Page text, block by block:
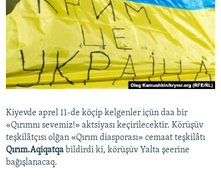
SÜRET
BLOGLAR
FİKİR
Русский
Українською
QOŞULIÑIZ!
RFE/RS bütün saytları
Kiyevde aprel 11-de köçip kelgenler içün daa bir
«Qırımnı sevemiz!» aktsiyası keçirilecektir. Körüşüv
teşkilâtçısı olğan «Qırım diasporası» cemaat teşkilâtı
Qırım.Aqiqatqa bildirdi ki, körüşüv Yalta şeerine
bağışlanacaq.